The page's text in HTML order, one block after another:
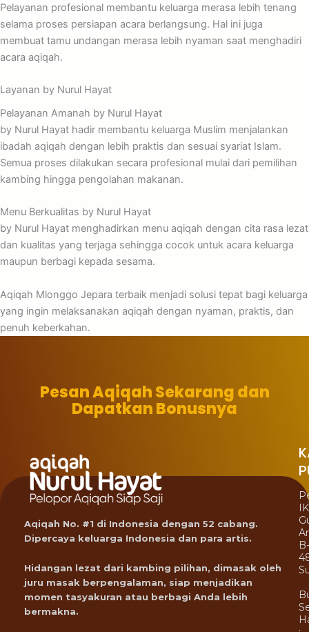
Pelayanan profesional membantu keluarga merasa lebih tenang
selama proses persiapan acara berlangsung. Hal ini juga
membuat tamu undangan merasa lebih nyaman saat menghadiri
acara aqiqah.
Layanan by Nurul Hayat
Pelayanan Amanah by Nurul Hayat
by Nurul Hayat hadir membantu keluarga Muslim menjalankan
ibadah aqiqah dengan lebih praktis dan sesuai syariat Islam.
Semua proses dilakukan secara profesional mulai dari pemilihan
kambing hingga pengolahan makanan.
Menu Berkualitas by Nurul Hayat
by Nurul Hayat menghadirkan menu aqiqah dengan cita rasa lezat
dan kualitas yang terjaga sehingga cocok untuk acara keluarga
maupun berbagi kepada sesama.
Aqiqah Mlonggo Jepara terbaik menjadi solusi tepat bagi keluarga
yang ingin melaksanakan aqiqah dengan nyaman, praktis, dan
penuh keberkahan.
Pesan Aqiqah Sekarang dan
Dapatkan Bonusnya
Aqiqah No. #1 di Indonesia dengan 52 cabang.
Dipercaya keluarga Indonesia dan para artis.
Hidangan lezat dari kambing pilihan, dimasak oleh
juru masak berpengalaman, siap menjadikan
momen tasyakuran atau berbagi Anda lebih
bermakna.
B-